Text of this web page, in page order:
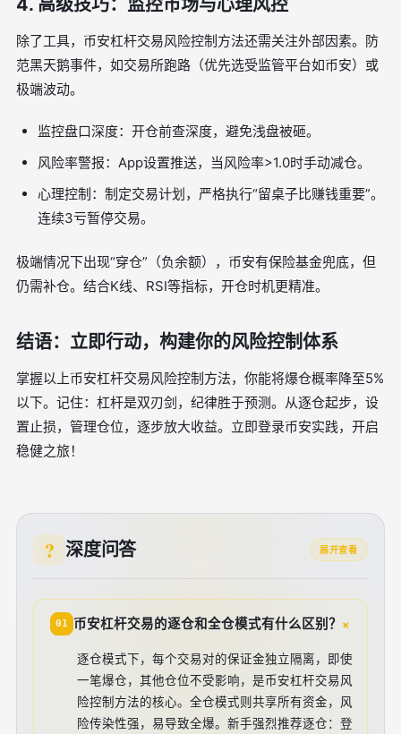
4. 高级技巧：监控市场与心理风控
除了工具，币安杠杆交易风险控制方法还需关注外部因素。防
范黑天鹅事件，如交易所跑路（优先选受监管平台如币安）或
极端波动。
监控盘口深度：开仓前查深度，避免浅盘被砸。
风险率警报：App设置推送，当风险率>1.0时手动减仓。
心理控制：制定交易计划，严格执行“留桌子比赚钱重要”。
连续3亏暂停交易。
极端情况下出现“穿仓”（负余额），币安有保险基金兜底，但
仍需补仓。结合K线、RSI等指标，开仓时机更精准。
结语：立即行动，构建你的风险控制体系
掌握以上币安杠杆交易风险控制方法，你能将爆仓概率降至5%
以下。记住：杠杆是双刃剑，纪律胜于预测。从逐仓起步，设
置止损，管理仓位，逐步放大收益。立即登录币安实践，开启
稳健之旅！
深度问答 展开查看
01 币安杠杆交易的逐仓和全仓模式有什么区别？ +
逐仓模式下，每个交易对的保证金独立隔离，即使
一笔爆仓，其他仓位不受影响，是币安杠杆交易风
险控制方法的核心。全仓模式则共享所有资金，风
险传染性强，易导致全爆。新手强烈推荐逐仓：登